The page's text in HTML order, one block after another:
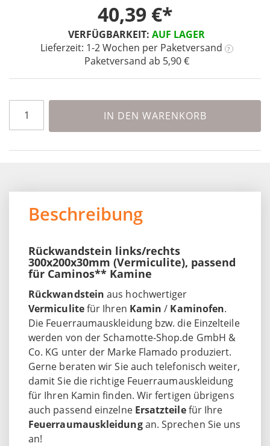
VERFÜGBARKEIT: AUF LAGER
Lieferzeit: 1-2 Wochen per Paketversand ?
Paketversand ab 5,90 €
40,39 €
IN DEN WARENKORB
Beschreibung
Rückwandstein links/rechts
300x200x30mm (Vermiculite), passend
für Caminos** Kamine
Rückwandsteinaus hochwertiger
Vermiculitefür Ihren Kamin/ Kaminofen.
Die Feuerraumauskleidung bzw. die Einzelteile
werden von der Schamotte-Shop.de GmbH &
Co. KG unter der Marke Flamado produziert.
Gerne beraten wir Sie auch telefonisch weiter,
damit Sie die richtige Feuerraumauskleidung
für Ihren Kamin finden. Wir fertigen übrigens
auch passend einzelne Ersatzteilefür Ihre
Feuerraumauskleidungan. Sprechen Sie uns
an!